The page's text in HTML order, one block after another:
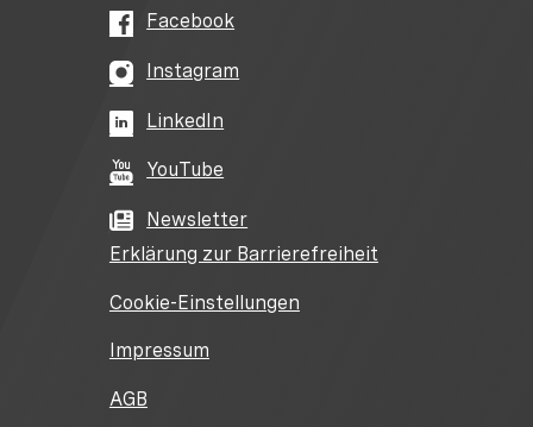
Facebook
Instagram
LinkedIn
YouTube
Newsletter
Erklärung zur Barrierefreiheit
Cookie-Einstellungen
Impressum
AGB